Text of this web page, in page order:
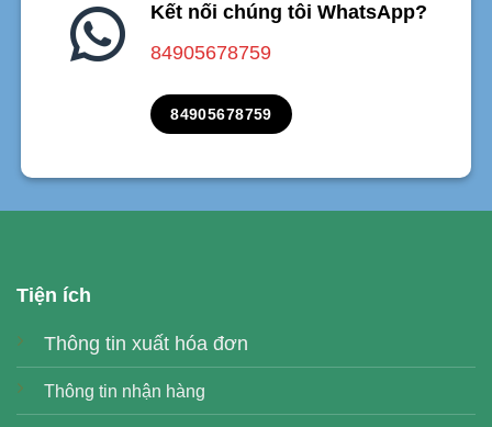
Kết nối chúng tôi WhatsApp?
84905678759
84905678759
Tiện ích
Thông tin xuất hóa đơn
Thông tin nhận hàng